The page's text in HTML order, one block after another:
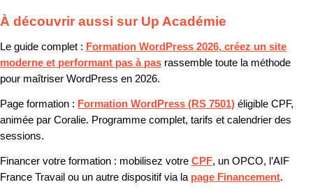
À découvrir aussi sur Up Académie
Le guide complet : Formation WordPress 2026, créez un site
moderne et performant pas à pas rassemble toute la méthode
pour maîtriser WordPress en 2026.
Page formation : Formation WordPress (RS 7501) éligible CPF,
animée par Coralie. Programme complet, tarifs et calendrier des
sessions.
Financer votre formation : mobilisez votre CPF, un OPCO, l’AIF
France Travail ou un autre dispositif via la page Financement.